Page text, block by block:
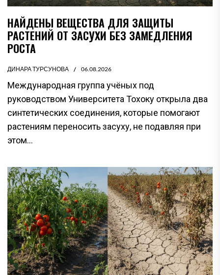
НАЙДЕНЫ ВЕЩЕСТВА ДЛЯ ЗАЩИТЫ
РАСТЕНИЙ ОТ ЗАСУХИ БЕЗ ЗАМЕДЛЕНИЯ
РОСТА
ДИНАРА ТУРСУНОВА 06.08.2026
Международная группа учёных под
руководством Университета Тохоку открыла два
синтетических соединения, которые помогают
растениям переносить засуху, не подавляя при
этом...